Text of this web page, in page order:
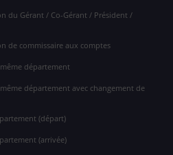
du Gérant / Co-Gérant / Président /
de commissaire aux comptes
département
département avec changement de
(départ)
(arrivée)